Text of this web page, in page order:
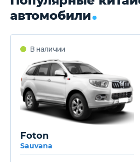
автомобили
Foton
Sauvana